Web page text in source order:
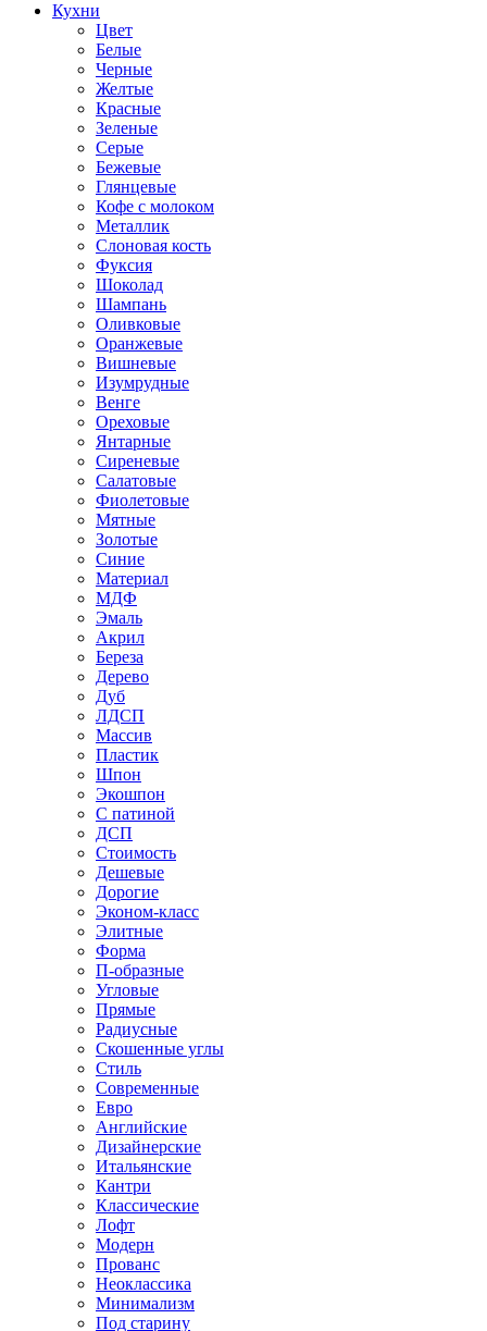
Кухни
Цвет
Белые
Черные
Желтые
Красные
Зеленые
Серые
Бежевые
Глянцевые
Кофе с молоком
Металлик
Слоновая кость
Фуксия
Шоколад
Шампань
Оливковые
Оранжевые
Вишневые
Изумрудные
Венге
Ореховые
Янтарные
Сиреневые
Салатовые
Фиолетовые
Мятные
Золотые
Синие
Материал
МДФ
Эмаль
Акрил
Береза
Дерево
Дуб
ЛДСП
Массив
Пластик
Шпон
Экошпон
С патиной
ДСП
Стоимость
Дешевые
Дорогие
Эконом-класс
Элитные
Форма
П-образные
Угловые
Прямые
Радиусные
Скошенные углы
Стиль
Современные
Евро
Английские
Дизайнерские
Итальянские
Кантри
Классические
Лофт
Модерн
Прованс
Неоклассика
Минимализм
Под старину